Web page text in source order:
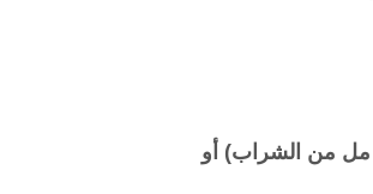
الجرعة اليومية الموصى بها هي 5 ملغ (10 مل من الشراب) أو